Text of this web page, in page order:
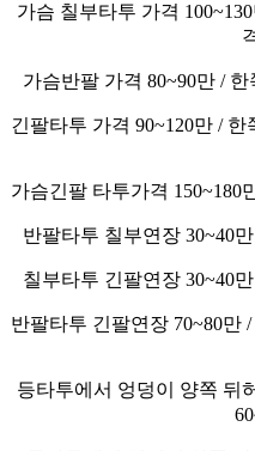
가슴 칠부타투 가격
가슴반팔 가격 80~90만 /
긴팔타투 가격 90~120만 /
가슴긴팔 타투가격 150~180
반팔타투 칠부연장 30~40
칠부타투 긴팔연장 30~40
반팔타투 긴팔연장 70~80만
등타투에서 엉덩이 양쪽 뒤